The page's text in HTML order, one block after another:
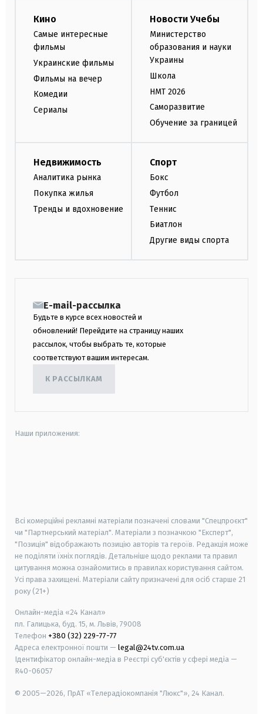
Кино
Самые интересные
фильмы
Украинские фильмы
Фильмы на вечер
Комедии
Сериалы
Новости Учебы
Министерство
образования и науки
Украины
Школа
НМТ 2026
Саморазвитие
Обучение за границей
Недвижимость
Аналитика рынка
Покупка жилья
Тренды и вдохновение
Спорт
Бокс
Футбол
Теннис
Биатлон
Другие виды спорта
E-mail-рассылка
Будьте в курсе всех новостей и
обновлений! Перейдите на страницу наших
рассылок, чтобы выбрать те, которые
соответствуют вашим интересам.
К РАССЫЛКАМ
Наши приложения:
Всі комерційні рекламні матеріали позначені словами "Спецпроєкт"
чи "Партнерський матеріал". Матеріали з позначкою "Експерт",
"Позиція" відображають позицію авторів та героїв. Редакція може
не поділяти їхніх поглядів. Детальніше щодо реклами та правил
цитування можна ознайомитись в правилах користування сайтом.
Усі права захищені. Матеріали сайту призначені для осіб старше 21
року (21+)
Онлайн-медіа «24 Канал»
пл. Галицька, буд. 15, м. Львів, 79008
Телефон +380 (32) 229-77-77
Адреса електронної пошти — legal@24tv.com.ua
Ідентифікатор онлайн-медіа в Реєстрі суб'єктів у сфері медіа —
R40-06057
© 2005—2026, ПрАТ «Телерадіокомпанія "Люкс"», 24 Канал.